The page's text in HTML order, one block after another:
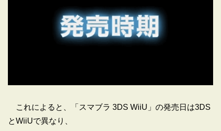
これによると、「スマブラ 3DS WiiU」の発売日は3DS
とWiiUで異なり、